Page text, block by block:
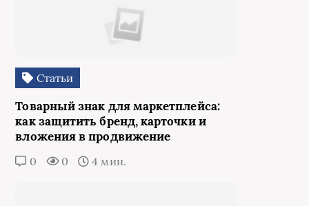
Статьи
Товарный знак для маркетплейса:
как защитить бренд, карточки и
вложения в продвижение
0 0 4 мин.